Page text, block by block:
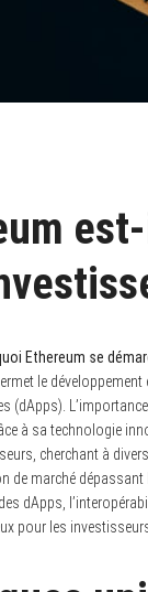
Ethereum se
le développement
(dApps).
à sa technologie
cherchant à
de marché
dApps,
pour les